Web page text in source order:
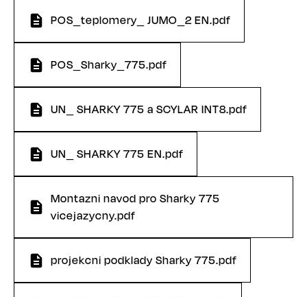
POS_teplomery_ JUMO_2 EN.pdf
POS_Sharky_775.pdf
UN_ SHARKY 775 a SCYLAR INT8.pdf
UN_ SHARKY 775 EN.pdf
Montazni navod pro Sharky 775
vicejazycny.pdf
projekcni podklady Sharky 775.pdf